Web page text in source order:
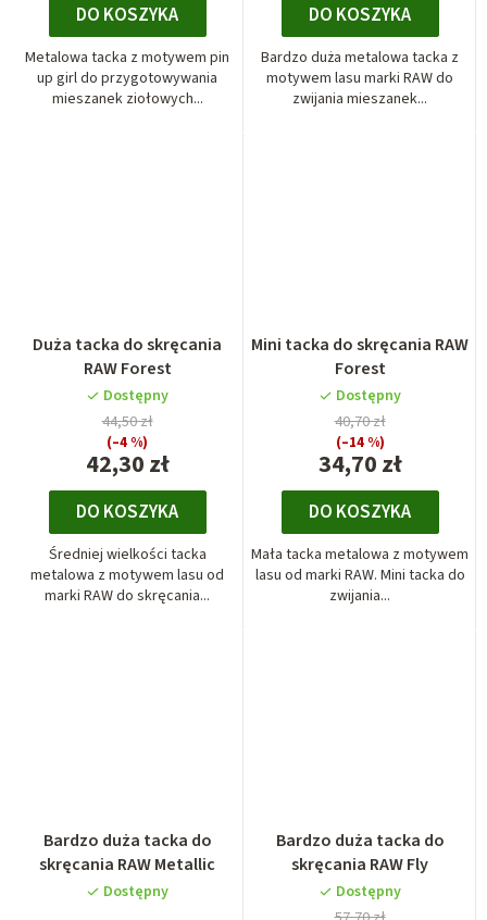
DO KOSZYKA
Metalowa tacka z motywem pin
up girl do przygotowywania
mieszanek ziołowych...
DO KOSZYKA
Bardzo duża metalowa tacka z
motywem lasu marki RAW do
zwijania mieszanek...
Duża tacka do skręcania
RAW Forest
Dostępny
42,30 zł
44,50 zł
(–4 %)
DO KOSZYKA
Średniej wielkości tacka
metalowa z motywem lasu od
marki RAW do skręcania...
Mini tacka do skręcania RAW
Forest
Dostępny
34,70 zł
40,70 zł
(–14 %)
DO KOSZYKA
Mała tacka metalowa z motywem
lasu od marki RAW. Mini tacka do
zwijania...
Bardzo duża tacka do
skręcania RAW Metallic
Dostępny
Bardzo duża tacka do
skręcania RAW Fly
Dostępny